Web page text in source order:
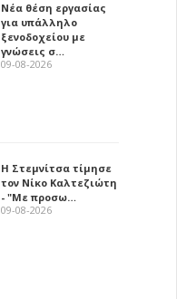
Νέα θέση εργασίας
για υπάλληλο
ξενοδοχείου με
γνώσεις σ…
09-08-2026
Η Στεμνίτσα τίμησε
τον Νίκο Καλτεζιώτη
- "Με προσω…
09-08-2026